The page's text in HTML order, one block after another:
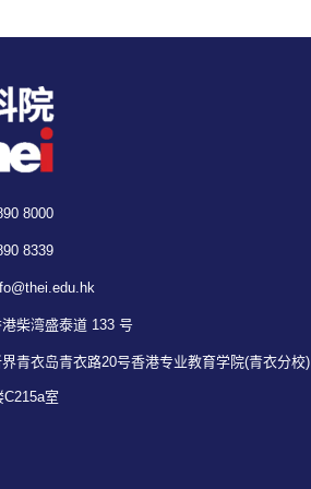
8000
8339
柴湾盛泰道 133 号
青衣岛青衣路20号香港专业教育学院(青衣分校)
C215a室